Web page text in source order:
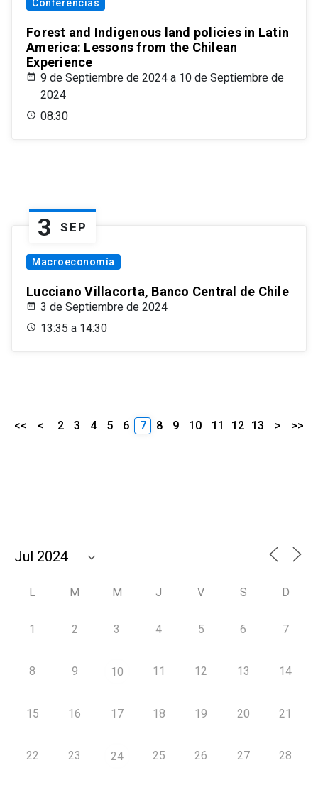
Conferencias
Forest and Indigenous land policies in Latin
America: Lessons from the Chilean
Experience
9 de Septiembre de 2024 a 10 de Septiembre de
2024
08:30
3 SEP
Macroeconomía
Lucciano Villacorta, Banco Central de Chile
3 de Septiembre de 2024
13:35 a 14:30
<< < 2 3 4 5 6 7 8 9 10 11 12 13 > >>
L M M J V S D
1 2 3 4 5 6 7
8 9 10 11 12 13 14
15 16 17 18 19 20 21
22 23 24 25 26 27 28